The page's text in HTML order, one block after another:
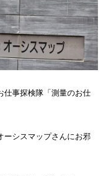
仕事探検隊「測量のお仕
ーシスマップさんにお邪